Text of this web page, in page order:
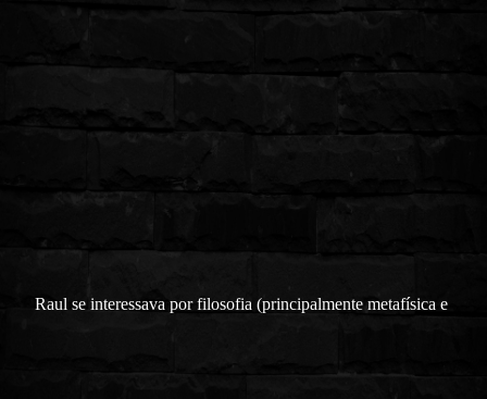
Raul se interessava por filosofia (principalmente metafísica e